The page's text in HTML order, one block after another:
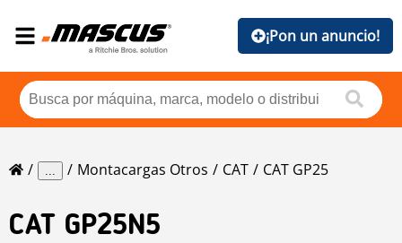
¡Pon un anuncio!
... Montacargas Otros CAT CAT GP25
CAT GP25N5